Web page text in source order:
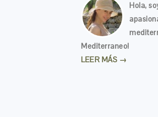
Hola,
Mediterraneo!
LEER MÁS →